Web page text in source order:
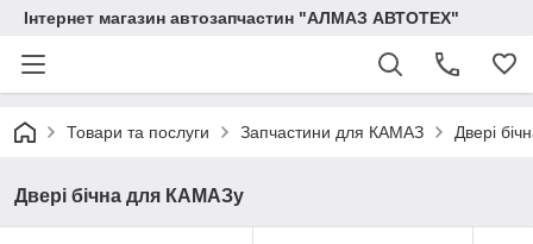
Інтернет магазин автозапчастин "АЛМАЗ АВТОТЕХ"
Товари та послуги Запчастини для КАМАЗ Двері
Двері бічна для КАМАЗу